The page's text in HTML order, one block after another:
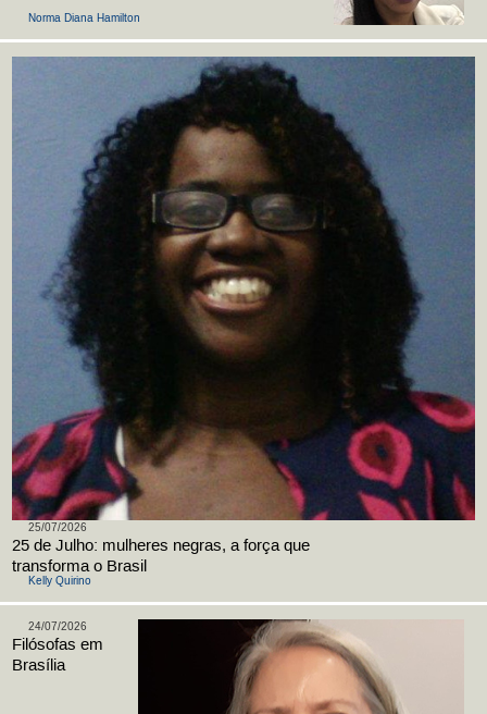
Norma Diana Hamilton
Kelly Quirino
25/07/2026
25 de Julho: mulheres negras, a força que
transforma o Brasil
24/07/2026
Filósofas em
Brasília